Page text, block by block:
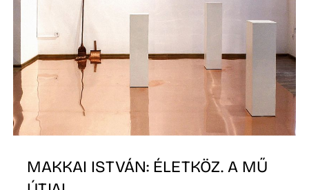
MAKKAI ISTVÁN: ÉLETKÖZ. A MŰ